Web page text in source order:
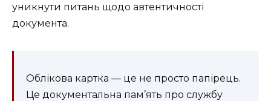
уникнути питань щодо автентичності
документа.
Облікова картка — це не просто папірець.
Це документальна пам’ять про службу